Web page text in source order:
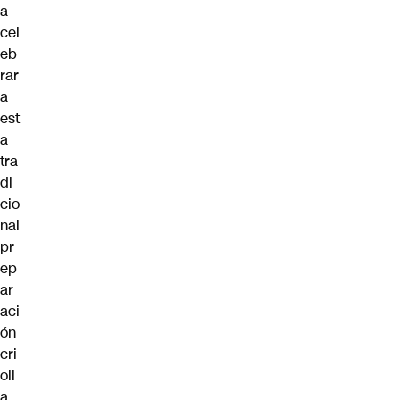
a
cel
eb
rar
a
est
a
tra
di
cio
nal
pr
ep
ar
aci
ón
cri
oll